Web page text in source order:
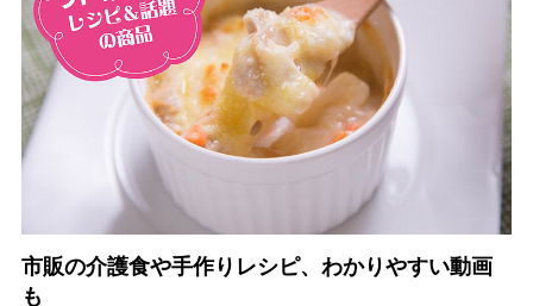
市販の介護食や手作りレシピ、わかりやすい動画
も